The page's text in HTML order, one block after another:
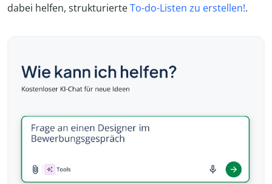
dabei helfen, strukturierteTo-do-Listen zu erstellen!.